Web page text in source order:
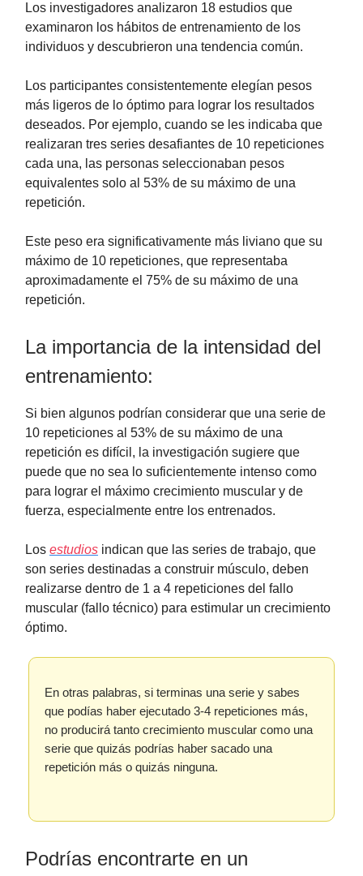
Los investigadores analizaron 18 estudios que
examinaron los hábitos de entrenamiento de los
individuos y descubrieron una tendencia común.
Los participantes consistentemente elegían pesos
más ligeros de lo óptimo para lograr los resultados
deseados. Por ejemplo, cuando se les indicaba que
realizaran tres series desafiantes de 10 repeticiones
cada una, las personas seleccionaban pesos
equivalentes solo al 53% de su máximo de una
repetición.
Este peso era significativamente más liviano que su
máximo de 10 repeticiones, que representaba
aproximadamente el 75% de su máximo de una
repetición.
La importancia de la intensidad del
entrenamiento:
Si bien algunos podrían considerar que una serie de
10 repeticiones al 53% de su máximo de una
repetición es difícil, la investigación sugiere que
puede que no sea lo suficientemente intenso como
para lograr el máximo crecimiento muscular y de
fuerza, especialmente entre los entrenados.
Los estudios indican que las series de trabajo, que
son series destinadas a construir músculo, deben
realizarse dentro de 1 a 4 repeticiones del fallo
muscular (fallo técnico) para estimular un crecimiento
óptimo.
En otras palabras, si terminas una serie y sabes
que podías haber ejecutado 3-4 repeticiones más,
no producirá tanto crecimiento muscular como una
serie que quizás podrías haber sacado una
repetición más o quizás ninguna.
Podrías encontrarte en un